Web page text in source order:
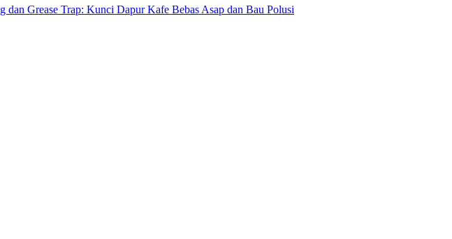
dan Grease Trap: Kunci Dapur Kafe Bebas Asap dan Bau Polusi